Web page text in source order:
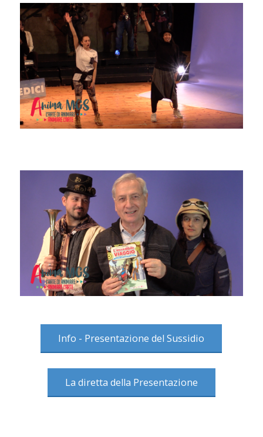
Info - Presentazione del Sussidio
La diretta della Presentazione